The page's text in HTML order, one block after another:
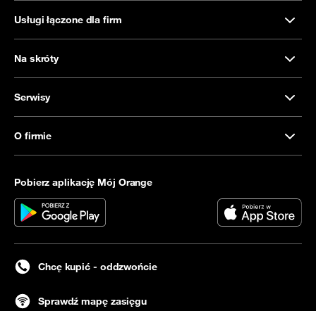
Usługi łączone dla firm
Na skróty
Serwisy
O firmie
Pobierz aplikację Mój Orange
Chcę kupić - oddzwońcie
Sprawdź mapę zasięgu